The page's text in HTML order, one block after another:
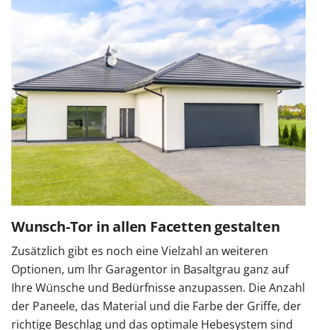
Wunsch-Tor in allen Facetten gestalten
Zusätzlich gibt es noch eine Vielzahl an weiteren
Optionen, um Ihr Garagentor in Basaltgrau ganz auf
Ihre Wünsche und Bedürfnisse anzupassen. Die Anzahl
der Paneele, das Material und die Farbe der Griffe, der
richtige Beschlag und das optimale Hebesystem sind